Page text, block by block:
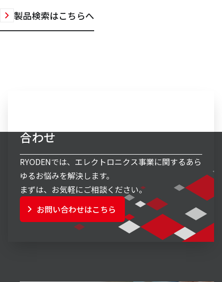
製品検索はこちらへ
合わせ
RYODENでは、エレクトロニクス事業に関するあら
ゆるお悩みを解決します。
まずは、お気軽にご相談ください。
お問い合わせはこちら